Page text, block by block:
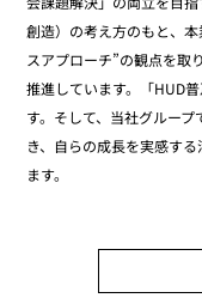
創造）の考え方のもと、
スアプローチ”の観点を取
推進しています。「HUD
す。そして、当社グルー
き、自らの成長を実感す
ます。